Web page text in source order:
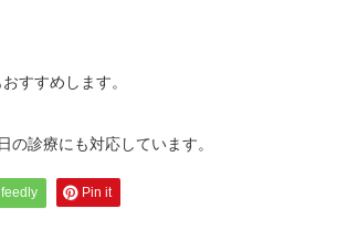
すすめします。
診療にも対応しています。
feedly Pin it